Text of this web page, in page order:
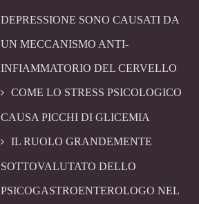
DEPRESSIONE SONO CAUSATI DA
UN MECCANISMO ANTI-
INFIAMMATORIO DEL CERVELLO
COME LO STRESS PSICOLOGICO
CAUSA PICCHI DI GLICEMIA
IL RUOLO GRANDEMENTE
SOTTOVALUTATO DELLO
PSICOGASTROENTEROLOGO NEL